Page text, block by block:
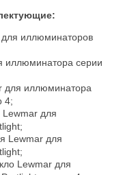
иллюминаторов
иллюминатора серии
для иллюминатора
4;
Lewmar для
Lewmar для
Lewmar для